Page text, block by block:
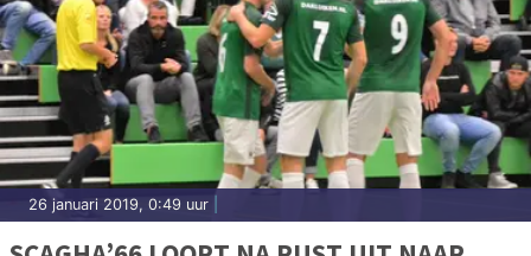
26 januari 2019, 0:49 uur